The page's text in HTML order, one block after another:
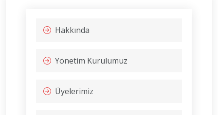
Hakkında
Yönetim Kurulumuz
Üyelerimiz